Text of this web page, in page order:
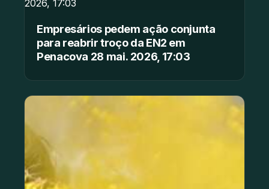
Empresários pedem ação conjunta
para reabrir troço da EN2 em
Penacova 28 mai. 2026, 17:03